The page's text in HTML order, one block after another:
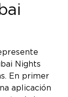
Nights
En primer
aplicación